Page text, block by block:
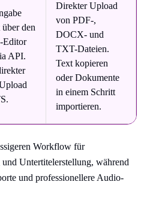
den
Editor
API.
Direkter Upload
von PDF-,
DOCX- und
TXT-Dateien.
Text kopieren
oder Dokumente
in einem Schritt
importieren.
Workflow für
Untertitelerstellung, während
und professionellere Audio-